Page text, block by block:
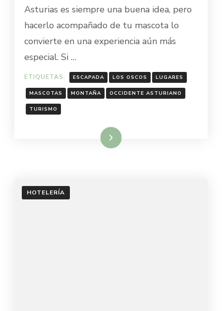
Asturias es siempre una buena idea, pero
hacerlo acompañado de tu mascota lo
convierte en una experiencia aún más
especial. Si …
ETIQUETAS: ESCAPADA LOS OSCOS LUGARES
MASCOTAS MONTAÑA OCCIDENTE ASTURIANO
TURISMO
Leer más
HOTELERÍA